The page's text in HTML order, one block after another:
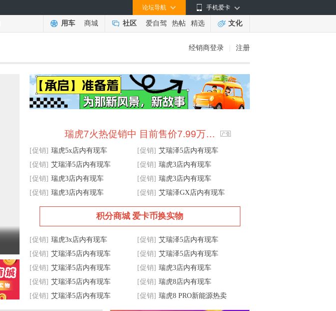
手机爱卡
论坛导航
用车 商城 社区 爱自驾 热帖 精选 文化
经销商登录 注册
瑞虎7火热促销中 目前售价7.99万…
[促销] 瑞虎5x店内有现车 [促销] 艾瑞泽5店内有现车
[促销] 艾瑞泽5店内有现车 [促销] 瑞虎3店内有现车
[促销] 瑞虎3店内有现车 [促销] 瑞虎3店内有现车
[促销] 瑞虎3店内有现车 [促销] 艾瑞泽GX店内有现车
积分商城 爱卡币换实物
[促销] 瑞虎3x店内有现车 [促销] 艾瑞泽5店内有现车
[促销] 艾瑞泽5店内有现车 [促销] 艾瑞泽5店内有现车
[促销] 艾瑞泽5店内有现车 [促销] 瑞虎3店内有现车
[促销] 艾瑞泽5店内有现车 [促销] 瑞虎8店内有现车
[促销] 艾瑞泽5店内有现车 [促销] 瑞虎8 PRO新能源热卖